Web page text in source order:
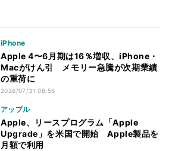
iPhone
Apple 4〜6月期は16％増収、iPhone・
Macがけん引 メモリー急騰が次期業績
の重荷に
2026/07/31 08:56
アップル
Apple、リースプログラム「Apple
Upgrade」を米国で開始 Apple製品を
月額で利用